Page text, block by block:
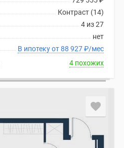
Контраст (14)
4 из 27
нет
В ипотеку от 88 927₽/мес
4 похожих